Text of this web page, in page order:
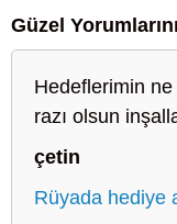
Güzel
Hedeflerimin
razı olsun
çetin
Rüyada hediye